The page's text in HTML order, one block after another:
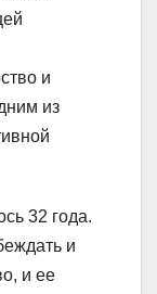
и
из
32 года.
и
и ее